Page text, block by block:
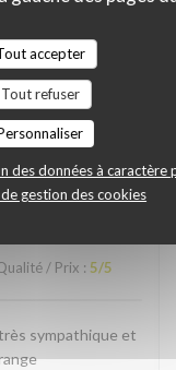
accepter
Tout refuser
des données à caractère
gestion des cookies
. .
/ Prix : 5/5
sympathique et